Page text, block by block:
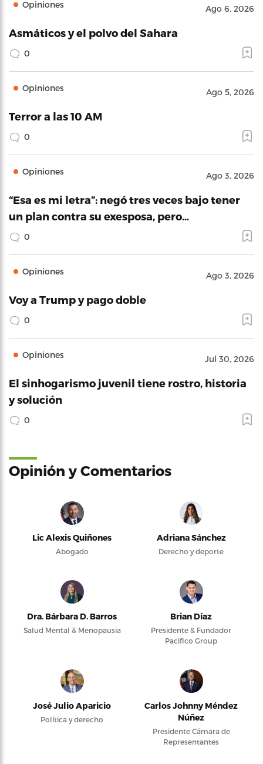
Opiniones Ago 6, 2026
Asmáticos y el polvo del Sahara
0
Opiniones Ago 5, 2026
Terror a las 10 AM
0
Opiniones Ago 3, 2026
“Esa es mi letra”: negó tres veces bajo tener
un plan contra su exesposa, pero…
0
Opiniones Ago 3, 2026
Voy a Trump y pago doble
0
Opiniones Jul 30, 2026
El sinhogarismo juvenil tiene rostro, historia
y solución
0
Opinión y Comentarios
Lic Alexis Quiñones
Abogado
Adriana Sánchez
Derecho y deporte
Dra. Bárbara D. Barros
Salud Mental & Menopausia
Brian Díaz
Presidente & Fundador
Pacifico Group
José Julio Aparicio
Política y derecho
Carlos Johnny Méndez
Núñez
Presidente Cámara de
Representantes